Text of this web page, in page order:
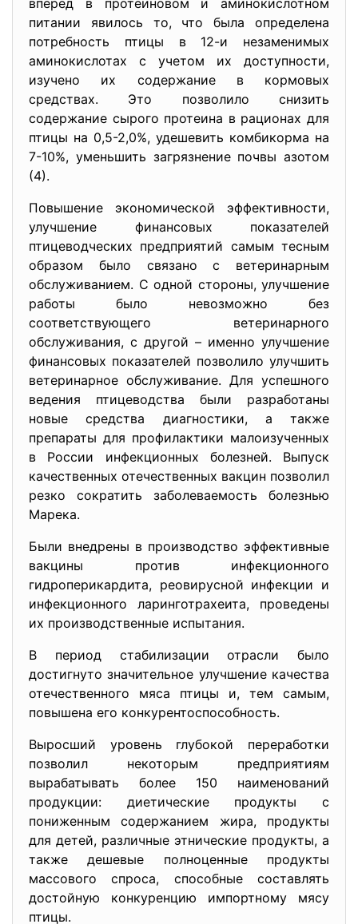
вперед в протеиновом и аминокислотном
питании явилось то, что была определена
потребность птицы в 12-и незаменимых
аминокислотах с учетом их доступности,
изучено их содержание в кормовых
средствах. Это позволило снизить
содержание сырого протеина в рационах для
птицы на 0,5-2,0%, удешевить комбикорма на
7-10%, уменьшить загрязнение почвы азотом
(4).
Повышение экономической эффективности,
улучшение финансовых показателей
птицеводческих предприятий самым тесным
образом было связано с ветеринарным
обслуживанием. С одной стороны, улучшение
работы было невозможно без
соответствующего ветеринарного
обслуживания, с другой – именно улучшение
финансовых показателей позволило улучшить
ветеринарное обслуживание. Для успешного
ведения птицеводства были разработаны
новые средства диагностики, а также
препараты для профилактики малоизученных
в России инфекционных болезней. Выпуск
качественных отечественных вакцин позволил
резко сократить заболеваемость болезнью
Марека.
Были внедрены в производство эффективные
вакцины против инфекционного
гидроперикардита, реовирусной инфекции и
инфекционного ларинготрахеита, проведены
их производственные испытания.
В период стабилизации отрасли было
достигнуто значительное улучшение качества
отечественного мяса птицы и, тем самым,
повышена его конкурентоспособность.
Выросший уровень глубокой переработки
позволил некоторым предприятиям
вырабатывать более 150 наименований
продукции: диетические продукты с
пониженным содержанием жира, продукты
для детей, различные этнические продукты, а
также дешевые полноценные продукты
массового спроса, способные составлять
достойную конкуренцию импортному мясу
птицы.